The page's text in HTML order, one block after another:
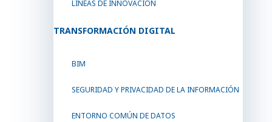
LÍNEAS DE INNOVACIÓN
TRANSFORMACIÓN DIGITAL
BIM
SEGURIDAD Y PRIVACIDAD DE LA INFORMACIÓN
ENTORNO COMÚN DE DATOS